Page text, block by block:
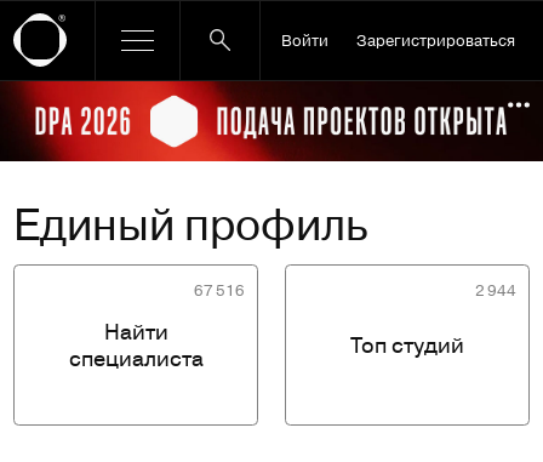
Войти Зарегистрироваться
Ссылка баннера
Единый профиль
67 516
Найти
специалиста
2 944
Топ студий